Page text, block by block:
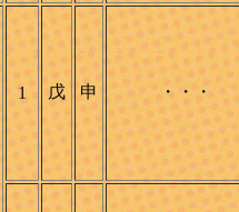
1 戊 申 ・・・